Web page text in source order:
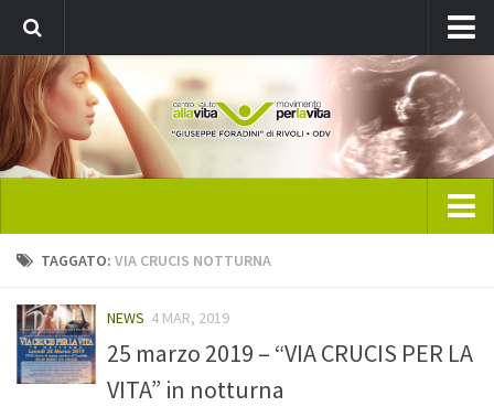
Registrati
Home
Chi siamo
Direttivo
TAGGATO: VIA CRUCIS NOTTURNA
NEWS 4 MAR, 2019
25 marzo 2019 – “VIA CRUCIS PER LA
VITA” in notturna